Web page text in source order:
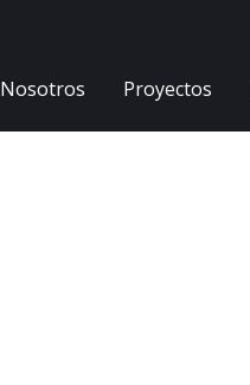
Nosotros Proyectos